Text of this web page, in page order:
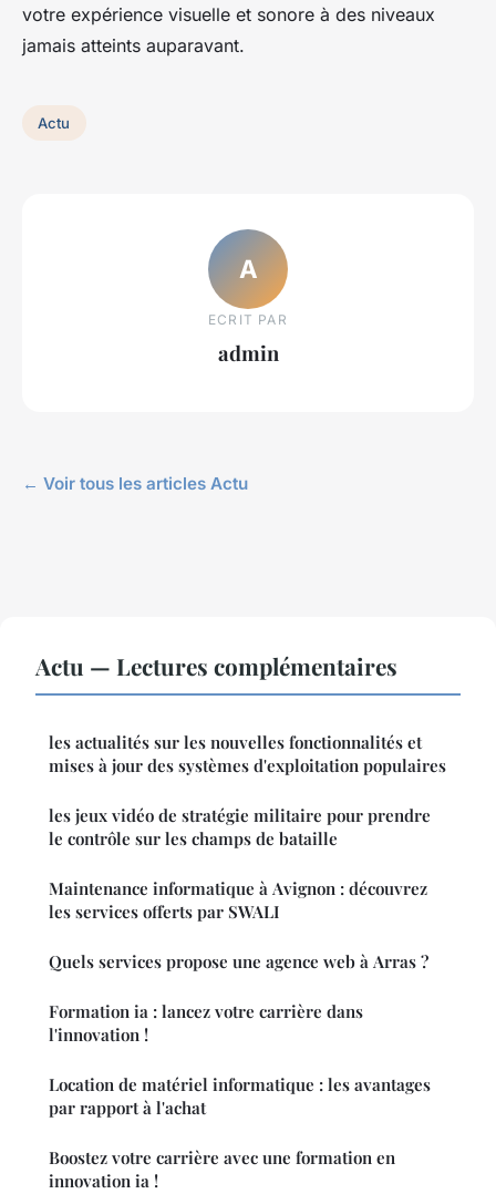
votre expérience visuelle et sonore à des niveaux
jamais atteints auparavant.
Actu
A
ECRIT PAR
admin
← Voir tous les articles Actu
Actu — Lectures complémentaires
les actualités sur les nouvelles fonctionnalités et
mises à jour des systèmes d'exploitation populaires
les jeux vidéo de stratégie militaire pour prendre
le contrôle sur les champs de bataille
Maintenance informatique à Avignon : découvrez
les services offerts par SWALI
Quels services propose une agence web à Arras ?
Formation ia : lancez votre carrière dans
l'innovation !
Location de matériel informatique : les avantages
par rapport à l'achat
Boostez votre carrière avec une formation en
innovation ia !